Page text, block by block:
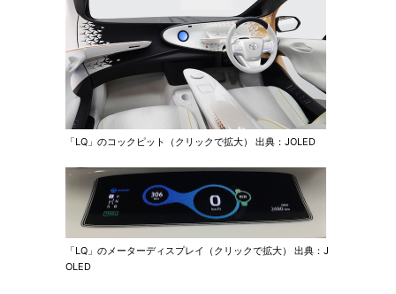
「LQ」のコックピット（クリックで拡大） 出典：JOLED
「LQ」のメーターディスプレイ（クリックで拡大） 出典：J
OLED